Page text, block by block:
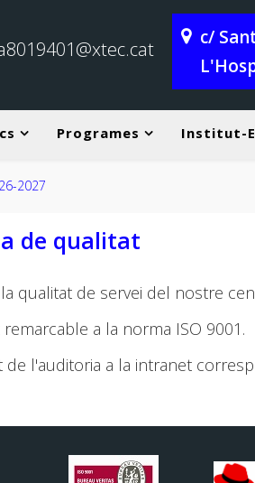
c/
Programes Institut-
2027
de qualitat
qualitat de servei del nostre
a la norma ISO 9001.
l'auditoria a la intranet